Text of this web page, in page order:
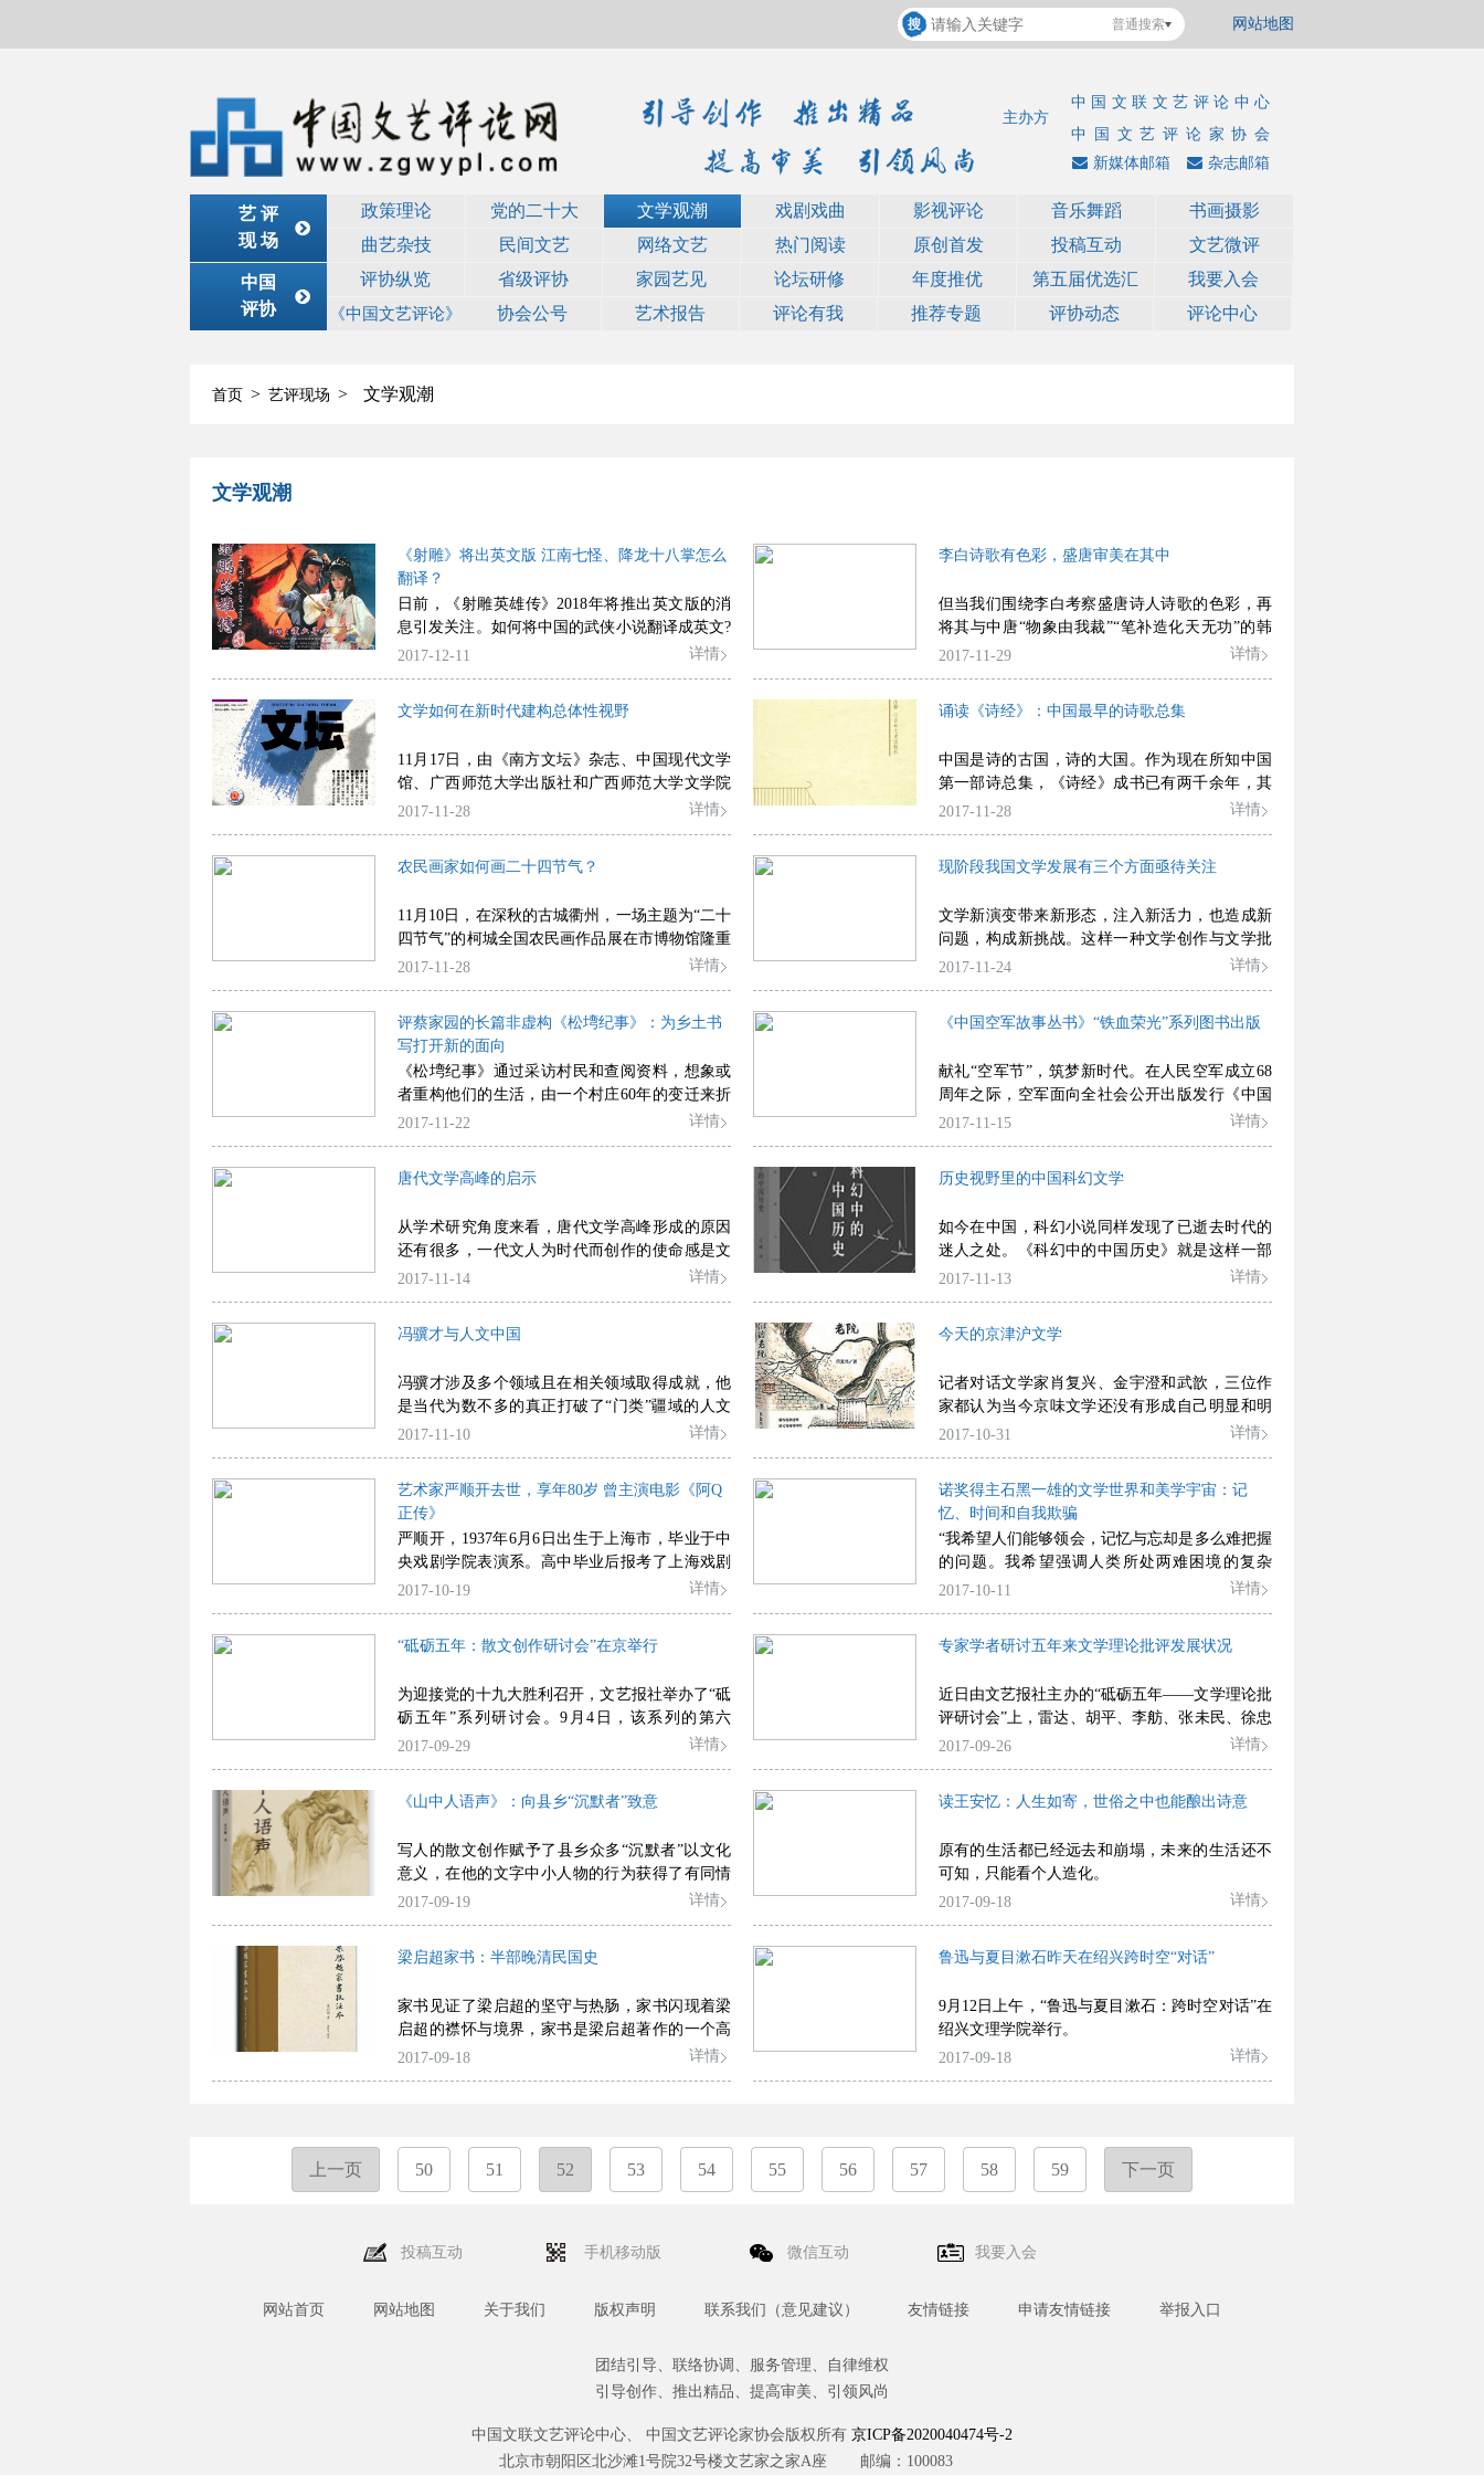
网站地图
普通搜索
中国文联文艺评论中心
中国文艺评论家协会
主办方
杂志邮箱
新媒体邮箱
艺 评
现 场
政策理论 党的二十大 文学观潮 戏剧戏曲 影视评论 音乐舞蹈
书画摄影
曲艺杂技
民间文艺 网络文艺 热门阅读 原创首发 投稿互动
文艺微评
中国
评协
评协纵览 省级评协 家园艺见 论坛研修 年度推优 第五届优选汇 我要入会
《中国文艺评论》 协会公号 艺术报告 评论有我 推荐专题 评协动态 评论中心
首页 > 艺评现场 > 文学观潮
文学观潮
《射雕》将出英文版 江南七怪、降龙十八掌怎么
翻译？
日前，《射雕英雄传》2018年将推出英文版的消
息引发关注。如何将中国的武侠小说翻译成英文?
这让一些网友大开脑洞，各种稀奇古怪的答案出
2017-12-11 详情
李白诗歌有色彩，盛唐审美在其中
但当我们围绕李白考察盛唐诗人诗歌的色彩，再
将其与中唐“物象由我裁”“笔补造化天无功”的韩
孟诗派加以对比时，我们会看到，明秀清逸、自
的“绿”色天地里，表现着他们对自然、生命的最
明的银色世界中，他们坦荡地抒写自我，以自
己“在玉壶”的“一片冰心”，透视人间，感天动
地。
2017-11-29 详情
文学如何在新时代建构总体性视野
11月17日，由《南方文坛》杂志、中国现代文学
馆、广西师范大学出版社和广西师范大学文学院
联合主办的广西师范大学出版社出版的《南方批
2017-11-28 详情
诵读《诗经》：中国最早的诗歌总集
中国是诗的古国，诗的大国。作为现在所知中国
第一部诗总集，《诗经》成书已有两千余年，其
中篇目更可上溯到三千年前的上古三代时期。千
2017-11-28 详情
农民画家如何画二十四节气？
11月10日，在深秋的古城衢州，一场主题为“二十
四节气”的柯城全国农民画作品展在市博物馆隆重
开幕，引来了众多的参观者。这些既有强烈的地
节气之美显得更加生动活泼有韵味。
2017-11-28 详情
现阶段我国文学发展有三个方面亟待关注
文学新演变带来新形态，注入新活力，也造成新
问题，构成新挑战。这样一种文学创作与文学批
评新现实，无论从文学研究上看，还是从文学管
结新经验，强化问题意识，增强应对新挑战的能
听时代声音，勇于回答时代课题”。
2017-11-24 详情
评蔡家园的长篇非虚构《松塆纪事》：为乡土书
写打开新的面向
《松塆纪事》通过采访村民和查阅资料，想象或
者重构他们的生活，由一个村庄60年的变迁来折
射历史丰富而斑驳的面貌，试图打开被主流叙述
2017-11-22 详情
《中国空军故事丛书》“铁血荣光”系列图书出版
献礼“空军节”，筑梦新时代。在人民空军成立68
周年之际，空军面向全社会公开出版发行《中国
空军故事丛书》“铁血荣光”系列图书。
2017-11-15 详情
唐代文学高峰的启示
从学术研究角度来看，唐代文学高峰形成的原因
还有很多，一代文人为时代而创作的使命感是文
学高峰形成的前提，文学高峰的形成与文学风气
接近生活哲理的高度，因而在百代之下犹能引起
峰的过程中，唐代文人追求完美和高远的精神风
貌，可能在当下尤为欠缺，因而对今后的文艺建
设最有启发性。
2017-11-14 详情
历史视野里的中国科幻文学
如今在中国，科幻小说同样发现了已逝去时代的
迷人之处。《科幻中的中国历史》就是这样一部
科幻作品集，这些中国历史科幻充满了新颖的历
2017-11-13 详情
冯骥才与人文中国
冯骥才涉及多个领域且在相关领域取得成就，他
是当代为数不多的真正打破了“门类”疆域的人文
知识分子。我们要在整体结构中理解冯骥才、冯
绘画，比如非遗保护，等等，但他以思想、方
法、人格、情怀和行动影响了人文中国，冯骥才
所有的贡献，都显示了“思想”作为“文化”的力
量。
2017-11-10 详情
今天的京津沪文学
记者对话文学家肖复兴、金宇澄和武歆，三位作
家都认为当今京味文学还没有形成自己明显和明
确的特点。
2017-10-31 详情
艺术家严顺开去世，享年80岁 曾主演电影《阿Q
正传》
严顺开，1937年6月6日出生于上海市，毕业于中
央戏剧学院表演系。高中毕业后报考了上海戏剧
学院，由于长相平凡，最后一轮被刷了下来。后
得了认可。1959年考入中央戏剧学院表演系，在
剧小角色。据文汇APP10月16日消息，经上海滑
稽剧团确认，著名艺术家严顺开于今日去世，享
年80岁。
2017-10-19 详情
诺奖得主石黑一雄的文学世界和美学宇宙：记
忆、时间和自我欺骗
“我希望人们能够领会，记忆与忘却是多么难把握
的问题。我希望强调人类所处两难困境的复杂
性。”石黑一雄说。
2017-10-11 详情
“砥砺五年：散文创作研讨会”在京举行
为迎接党的十九大胜利召开，文艺报社举办了“砥
砺五年”系列研讨会。9月4日，该系列的第六
场“砥砺五年——散文创作研讨会”在京举行。
2017-09-29 详情
专家学者研讨五年来文学理论批评发展状况
近日由文艺报社主办的“砥砺五年——文学理论批
评研讨会”上，雷达、胡平、李舫、张未民、徐忠
志、周由强、范玉刚、张燕玲、徐刚、李壮等文
2017-09-26 详情
《山中人语声》：向县乡“沉默者”致意
写人的散文创作赋予了县乡众多“沉默者”以文化
意义，在他的文字中小人物的行为获得了有同情
心的摹写，每个人的生命状态受到尊重，这种温
2017-09-19 详情
读王安忆：人生如寄，世俗之中也能酿出诗意
原有的生活都已经远去和崩塌，未来的生活还不
可知，只能看个人造化。
2017-09-18
详情
梁启超家书：半部晚清民国史
家书见证了梁启超的坚守与热肠，家书闪现着梁
启超的襟怀与境界，家书是梁启超著作的一个高
光点。
2017-09-18 详情
鲁迅与夏目漱石昨天在绍兴跨时空“对话”
9月12日上午，“鲁迅与夏目漱石：跨时空对话”在
绍兴文理学院举行。
2017-09-18
详情
上一页 50 51 52 53 54 55 56 57 58 59 下一页
投稿互动 手机移动版 微信互动 我要入会
网站首页 网站地图 关于我们 版权声明 联系我们（意见建议） 友情链接 申请友情链接 举报入口
团结引导、联络协调、服务管理、自律维权
引导创作、推出精品、提高审美、引领风尚
中国文联文艺评论中心、 中国文艺评论家协会版权所有 京ICP备2020040474号-2
北京市朝阳区北沙滩1号院32号楼文艺家之家A座
邮编：100083